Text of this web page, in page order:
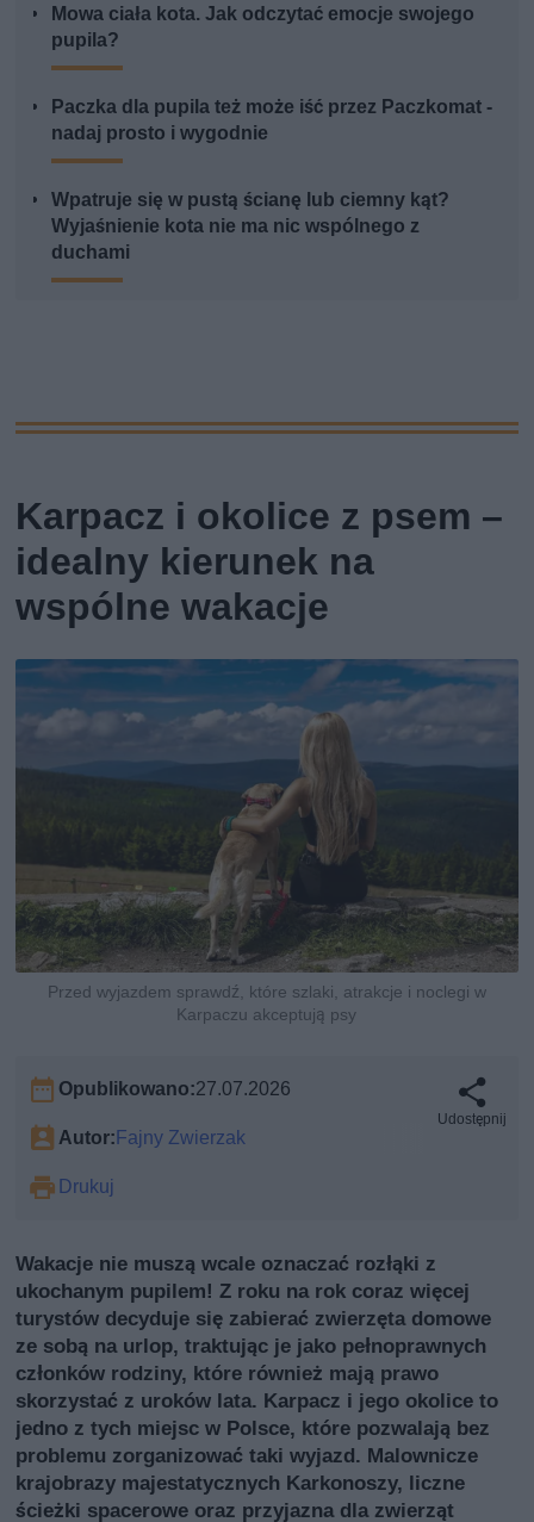
Mowa ciała kota. Jak odczytać emocje swojego
pupila?
Paczka dla pupila też może iść przez Paczkomat -
nadaj prosto i wygodnie
Wpatruje się w pustą ścianę lub ciemny kąt?
Wyjaśnienie kota nie ma nic wspólnego z
duchami
Karpacz i okolice z psem –
idealny kierunek na
wspólne wakacje
Przed wyjazdem sprawdź, które szlaki, atrakcje i noclegi w
Karpaczu akceptują psy
Opublikowano:27.07.2026
Autor: Fajny Zwierzak
Drukuj
Udostępnij
Wakacje nie muszą wcale oznaczać rozłąki z
ukochanym pupilem! Z roku na rok coraz więcej
turystów decyduje się zabierać zwierzęta domowe
ze sobą na urlop, traktując je jako pełnoprawnych
członków rodziny, które również mają prawo
skorzystać z uroków lata. Karpacz i jego okolice to
jedno z tych miejsc w Polsce, które pozwalają bez
problemu zorganizować taki wyjazd. Malownicze
krajobrazy majestatycznych Karkonoszy, liczne
ścieżki spacerowe oraz przyjazna dla zwierząt